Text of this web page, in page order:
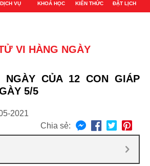
DỊCH VỤ KHOÁ HỌC KIẾN THỨC ĐẶT LỊCH
VI HÀNG NGÀY
CỦA 12 CON GIÁP
5/5
2021
Chia sẻ: